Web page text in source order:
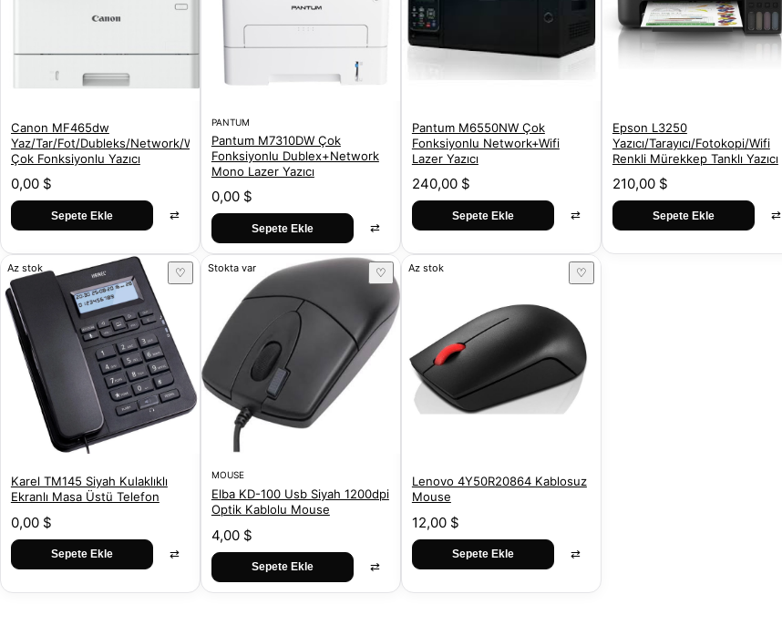
Canon MF465dw
Yaz/Tar/Fot/Dubleks/Network/Wifi
Çok Fonksiyonlu Yazıcı
0,00 $
Sepete Ekle ⇄
PANTUM
Pantum M7310DW Çok
Fonksiyonlu Dublex+Network
Mono Lazer Yazıcı
0,00 $
Sepete Ekle ⇄
Pantum M6550NW Çok
Fonksiyonlu Network+Wifi
Lazer Yazıcı
240,00 $
Sepete Ekle ⇄
Epson L3250
Yazıcı/Tarayıcı/Fotokopi/Wifi
Renkli Mürekkep Tanklı Yazıcı
210,00 $
Sepete Ekle ⇄
Az stok ♡
Karel TM145 Siyah Kulaklıklı
Ekranlı Masa Üstü Telefon
0,00 $
Sepete Ekle ⇄
Stokta var ♡
MOUSE
Elba KD-100 Usb Siyah 1200dpi
Optik Kablolu Mouse
4,00 $
Sepete Ekle ⇄
Az stok ♡
Lenovo 4Y50R20864 Kablosuz
Mouse
12,00 $
Sepete Ekle ⇄